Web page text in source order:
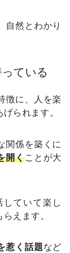
自然とわかり
ている
徴に、人を楽
られます。
関係を築くに
開くことが大
ていて楽し
えます。
惹く話題など